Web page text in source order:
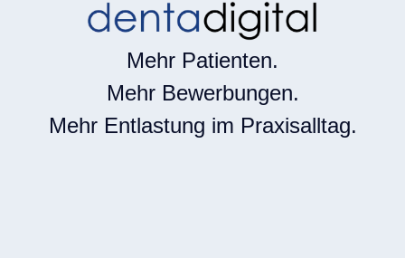
Mehr Patienten.
Mehr Bewerbungen.
Mehr Entlastung im Praxisalltag.